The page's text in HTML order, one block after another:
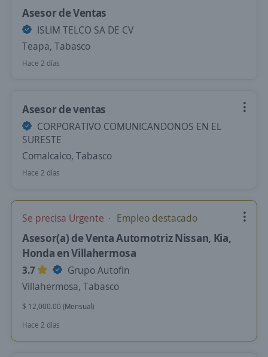
Asesor de Ventas
ISLIM TELCO SA DE CV
Teapa, Tabasco
Hace 2 días
Asesor de ventas
CORPORATIVO COMUNICANDONOS EN EL
SURESTE
Comalcalco, Tabasco
Hace 2 días
Se precisa Urgente Empleo destacado
Asesor(a) de Venta Automotriz Nissan, Kia,
Honda en Villahermosa
3.7
Grupo Autofin
Villahermosa, Tabasco
$ 12,000.00 (Mensual)
Hace 2 días